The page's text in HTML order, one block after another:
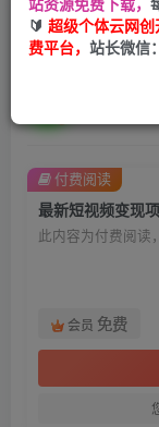
最新短视频变
常的简单暴力
此内容为付费阅读
会员 免费
付费阅读
🔰 超级个体云网
费平台， 站长微信